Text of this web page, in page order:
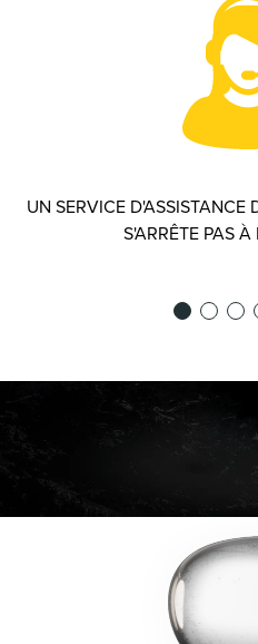
UN SERVICE D'ASSISTANCE
S'ARRÊTE PAS